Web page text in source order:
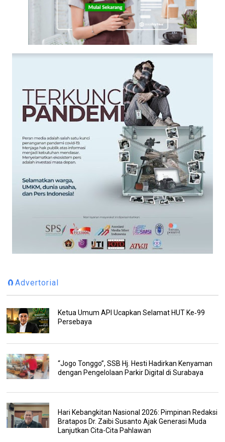
🧲Advertorial
Ketua Umum API Ucapkan Selamat HUT Ke‑99
Persebaya
“Jogo Tonggo”, SSB Hj. Hesti Hadirkan Kenyaman
dengan Pengelolaan Parkir Digital di Surabaya
Hari Kebangkitan Nasional 2026: Pimpinan Redaksi
Bratapos Dr. Zaibi Susanto Ajak Generasi Muda
Lanjutkan Cita-Cita Pahlawan